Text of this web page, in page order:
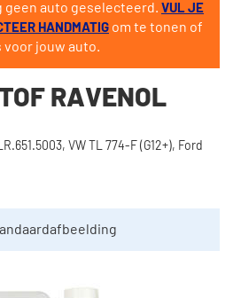
geen auto geselecteerd. VUL JE
HANDMATIG om te tonen of
jouw auto.
RAVENOL
VW TL 774-F (G12+), Ford